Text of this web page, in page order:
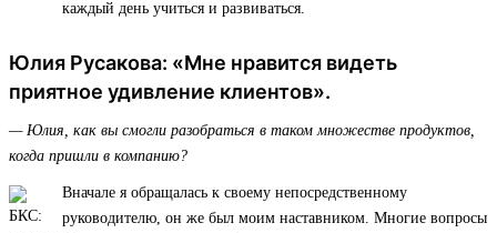
каждый день учиться и развиваться.
Юлия Русакова: «Мне нравится видеть
приятное удивление клиентов».
— Юлия, как вы смогли разобраться в таком множестве продуктов,
когда пришли в компанию?
Вначале я обращалась к своему непосредственному
руководителю, он же был моим наставником. Многие вопросы